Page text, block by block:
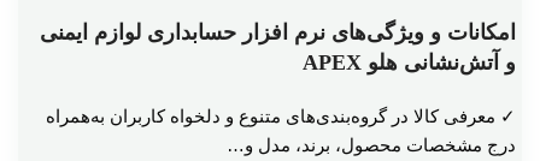
امکانات و ویژگی‌های نرم افزار حسابداری لوازم ایمنی
و آتش‌نشانی هلو APEX
✓ معرفی کالا در گروه‌بندی‌های متنوع و دلخواه کاربران به‌همراه
درج مشخصات محصول، برند، مدل و…